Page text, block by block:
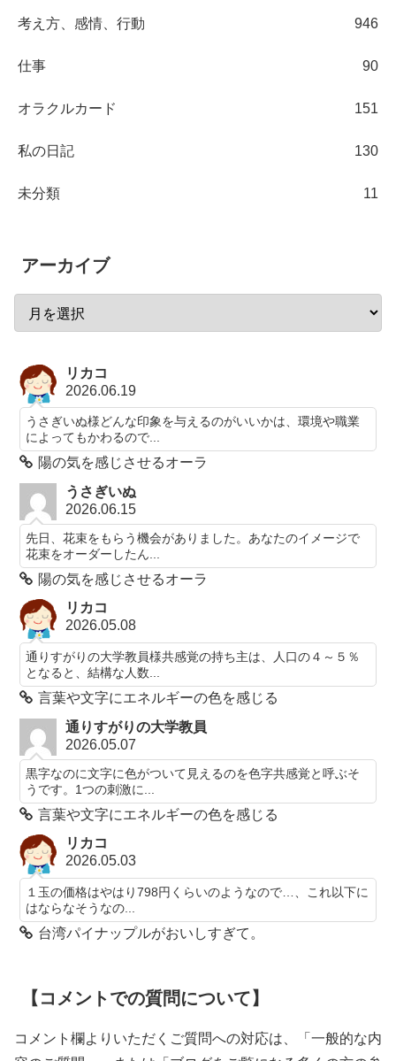
考え方、感情、行動 946
仕事 90
オラクルカード 151
私の日記 130
未分類 11
アーカイブ
リカコ
2026.06.19
うさぎいぬ様どんな印象を与えるのがいいかは、環境や職業
によってもかわるので...
陽の気を感じさせるオーラ
うさぎいぬ
2026.06.15
先日、花束をもらう機会がありました。あなたのイメージで
花束をオーダーしたん...
陽の気を感じさせるオーラ
リカコ
2026.05.08
通りすがりの大学教員様共感覚の持ち主は、人口の４～５％
となると、結構な人数...
言葉や文字にエネルギーの色を感じる
通りすがりの大学教員
2026.05.07
黒字なのに文字に色がついて見えるのを色字共感覚と呼ぶそ
うです。1つの刺激に...
言葉や文字にエネルギーの色を感じる
リカコ
2026.05.03
１玉の価格はやはり798円くらいのようなので…、これ以下に
はならなそうなの...
台湾パイナップルがおいしすぎて。
【コメントでの質問について】
コメント欄よりいただくご質問への対応は、「一般的な内